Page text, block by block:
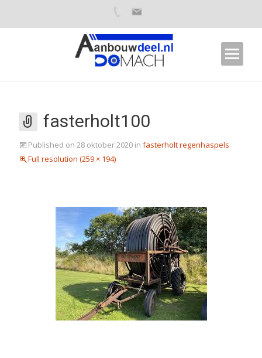
fasterholt100
Published on 28 oktober 2020 in fasterholt regenhaspels
Full resolution (259 × 194)